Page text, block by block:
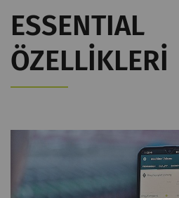
ESSENTIAL
ÖZELLIKLERI